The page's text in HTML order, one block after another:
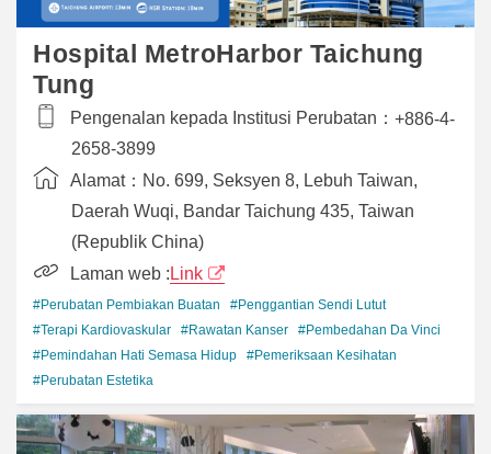
Hospital MetroHarbor Taichung
Tung
Pengenalan kepada Institusi Perubatan： +886-4-
2658-3899
Alamat： No. 699, Seksyen 8, Lebuh Taiwan,
Daerah Wuqi, Bandar Taichung 435, Taiwan
(Republik China)
Laman web : Link
#Perubatan Pembiakan Buatan
#Penggantian Sendi Lutut
#Terapi Kardiovaskular
#Rawatan Kanser
#Pembedahan Da Vinci
#Pemindahan Hati Semasa Hidup
#Pemeriksaan Kesihatan
#Perubatan Estetika